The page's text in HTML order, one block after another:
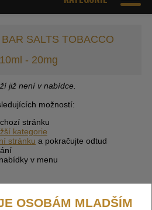
SALTS TOBACCO
- 20mg
již není v nabídce.
možností:
stránku
kategorie
stránku a pokračujte odtud
v menu
OSOBÁM MLADŠÍM